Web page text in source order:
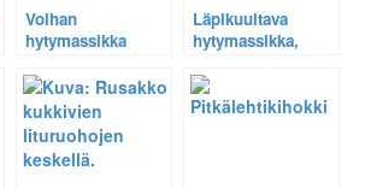
Voihan
hytymassikka
hymiö! – Paljasta
väärennetty
luontokuva.
Läpikuultava
hytymassikka,
helmi.